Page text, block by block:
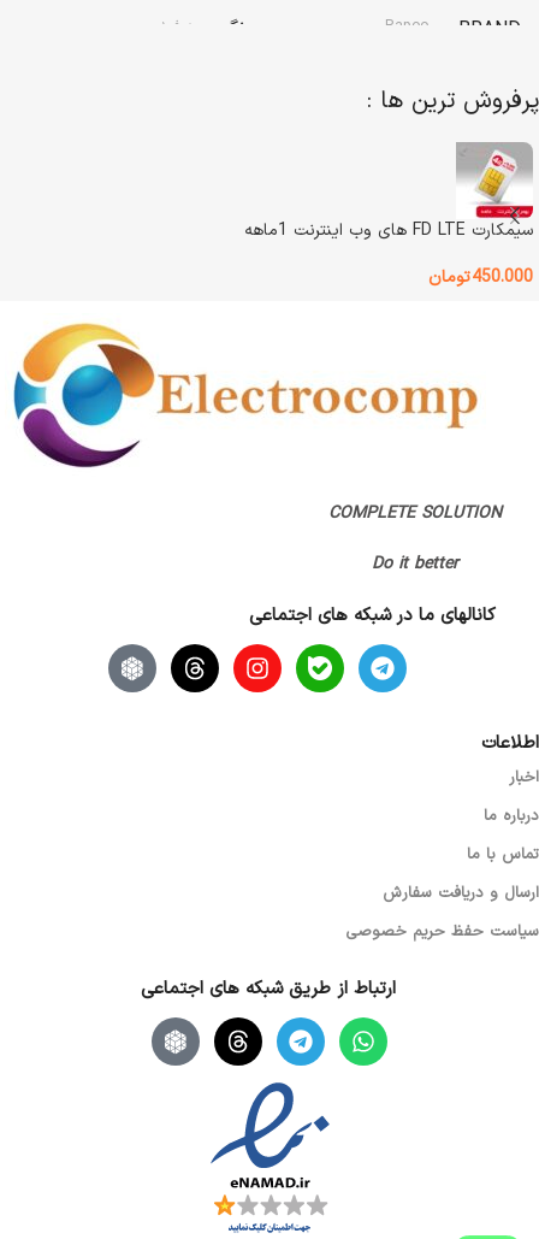
BRAND
Rapoo
نوع باتری
باتری قابل شارژ داخلی
رنگ مشکی
اتمام مهلت گارانتی (قبلا گارانتی داشته)
پانا
رنگ سفید
اصالت کالا
پرفروش ترین ها :
سیمکارت FD LTE های وب اینترنت 1ماهه
450.000تومان
COMPLETE SOLUTION
Do it better
کانالهای ما در شبکه های اجتماعی
اطلاعات
اخبار
درباره ما
تماس با ما
ارسال و دریافت سفارش
سیاست حفظ حریم خصوصی
ارتباط از طریق شبکه های اجتماعی